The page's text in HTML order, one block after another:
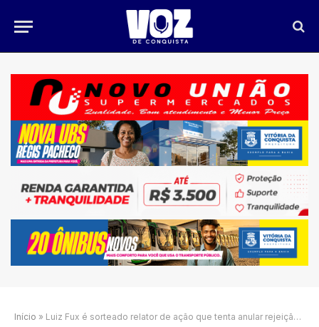
Início » Luiz Fux é sorteado relator de ação que tenta anular rejeição de Messias